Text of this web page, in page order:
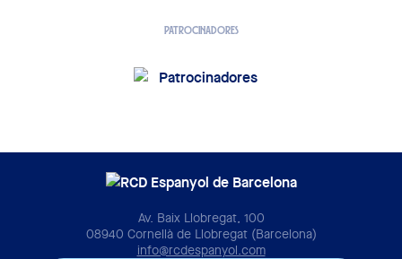
PATROCINADORES
Av. Baix Llobregat, 100
08940 Cornellà de Llobregat (Barcelona)
info@rcdespanyol.com